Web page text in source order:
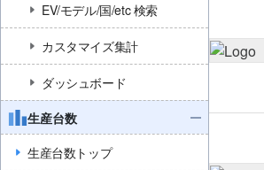
EV/モデル/国/etc 検索
カスタマイズ集計
ダッシュボード
生産台数
生産台数トップ